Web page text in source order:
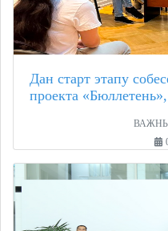
Дан старт этапу
проекта